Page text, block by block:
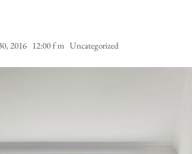
2016 12:00 f m Uncategorized